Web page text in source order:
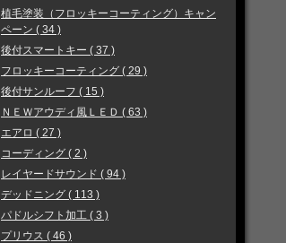
植毛塗装（フロッキーコーティング）キャン
ペーン ( 34 )
後付スマートキー ( 37 )
フロッキーコーティング ( 29 )
後付サンルーフ ( 15 )
ＮＥＷアウディ風ＬＥＤ ( 63 )
エアロ ( 27 )
コーディング ( 2 )
レイヤードサウンド ( 94 )
デッドニング ( 113 )
パドルシフト加工 ( 3 )
プリウス ( 46 )